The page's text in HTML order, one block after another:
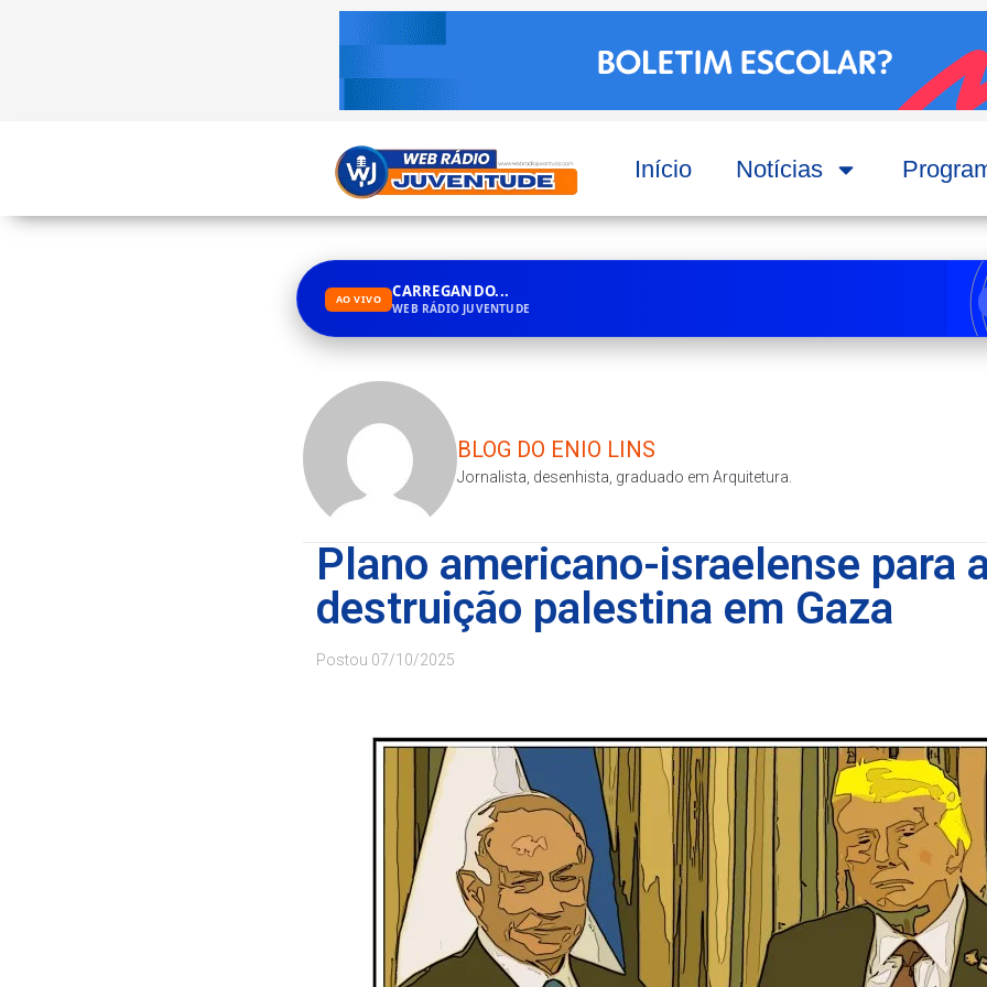
Início Notícias
AO VIVO CARREGANDO...
WEB RÁDIO JUVENTUDE
BLOG DO ENIO LINS
Jornalista, desenhista, graduado em Arquitetura.
Plano americano-israelense para
destruição palestina em Gaza
Postou 07/10/2025